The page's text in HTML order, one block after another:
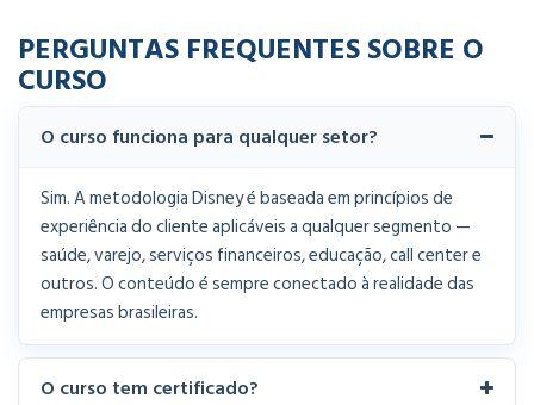
PERGUNTAS FREQUENTES SOBRE O
CURSO
O curso funciona para qualquer setor?
Sim. A metodologia Disney é baseada em princípios de
experiência do cliente aplicáveis a qualquer segmento —
saúde, varejo, serviços financeiros, educação, call center e
outros. O conteúdo é sempre conectado à realidade das
empresas brasileiras.
O curso tem certificado?